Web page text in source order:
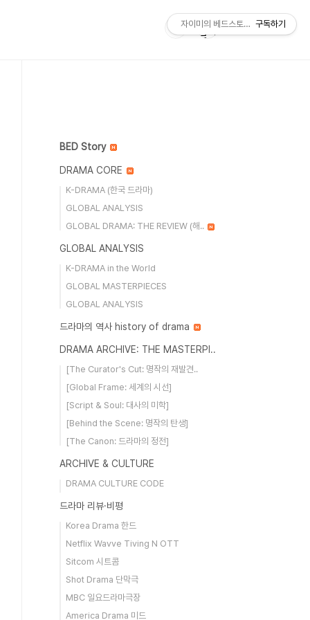
BED Story
DRAMA CORE
K-DRAMA (한국 드라마)
GLOBAL ANALYSIS
GLOBAL DRAMA: THE REVIEW (해..
GLOBAL ANALYSIS
K-DRAMA in the World
GLOBAL MASTERPIECES
GLOBAL ANALYSIS
드라마의 역사 history of drama
DRAMA ARCHIVE: THE MASTERPI..
[The Curator's Cut: 명작의 재발견..
[Global Frame: 세계의 시선]
[Script & Soul: 대사의 미학]
[Behind the Scene: 명작의 탄생]
[The Canon: 드라마의 정전]
ARCHIVE & CULTURE
DRAMA CULTURE CODE
드라마 리뷰·비평
Korea Drama 한드
Netflix Wavve Tiving N OTT
Sitcom 시트콤
Shot Drama 단막극
MBC 일요드라마극장
America Drama 미드
자이미의 베드스토리 J's BEDStory
구독하기